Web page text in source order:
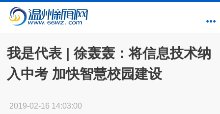
我是代表 | 徐轰轰：将信息技术纳
入中考 加快智慧校园建设
2019-02-16 14:03:00